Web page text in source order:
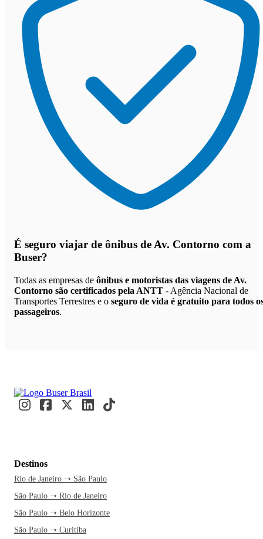
É seguro viajar de ônibus de Av. Contorno com a
Buser?
Todas as empresas de ônibus e motoristas das viagens de Av.
Contorno são certificados pela ANTT - Agência Nacional de
Transportes Terrestres e o seguro de vida é gratuito para todos
passageiros.
Destinos
Rio de Janeiro ➝ São Paulo
São Paulo ➝ Rio de Janeiro
São Paulo ➝ Belo Horizonte
São Paulo ➝ Curitiba